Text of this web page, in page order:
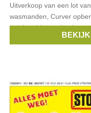
Uitverkoop van een lot
wasmanden, Curver
vershouddozen,
decoratieartikelen,